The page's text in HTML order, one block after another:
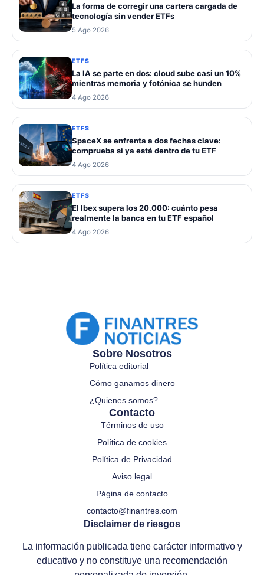
La forma de corregir una cartera cargada de
tecnología sin vender ETFs
5 Ago 2026
ETFS
La IA se parte en dos: cloud sube casi un 10%
mientras memoria y fotónica se hunden
4 Ago 2026
ETFS
SpaceX se enfrenta a dos fechas clave:
comprueba si ya está dentro de tu ETF
4 Ago 2026
ETFS
El Ibex supera los 20.000: cuánto pesa
realmente la banca en tu ETF español
4 Ago 2026
Sobre Nosotros
Política editorial
Cómo ganamos dinero
¿Quienes somos?
Contacto
Términos de uso
Política de cookies
Política de Privacidad
Aviso legal
Página de contacto
contacto@finantres.com
Disclaimer de riesgos
La información publicada tiene carácter informativo y
educativo y no constituye una recomendación